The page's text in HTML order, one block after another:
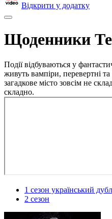
Відкрити у додатку
Щоденники
Події відбуваються у
живуть вампіри, перевертні
загадкове місто зовсім не
складно.
1 сезон український
2 сезон